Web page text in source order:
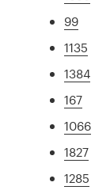
99
1135
1384
167
1066
1827
1285